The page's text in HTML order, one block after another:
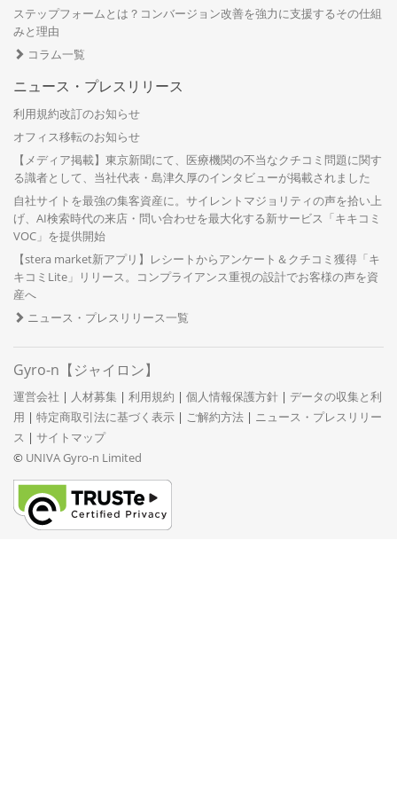
ステップフォームとは？コンバージョン改善を強力に支援するその仕組
みと理由
コラム一覧
ニュース・プレスリリース
利用規約改訂のお知らせ
オフィス移転のお知らせ
【メディア掲載】東京新聞にて、医療機関の不当なクチコミ問題に関す
る識者として、当社代表・島津久厚のインタビューが掲載されました
自社サイトを最強の集客資産に。サイレントマジョリティの声を拾い上
げ、AI検索時代の来店・問い合わせを最大化する新サービス「キキコミ
VOC」を提供開始
【stera market新アプリ】レシートからアンケート＆クチコミ獲得「キ
キコミLite」リリース。コンプライアンス重視の設計でお客様の声を資
産へ
ニュース・プレスリリース一覧
Gyro-n【ジャイロン】
運営会社 | 人材募集 | 利用規約 | 個人情報保護方針 | データの収集と利
用 | 特定商取引法に基づく表示 | ご解約方法 | ニュース・プレスリリー
ス | サイトマップ
© UNIVA Gyro-n Limited